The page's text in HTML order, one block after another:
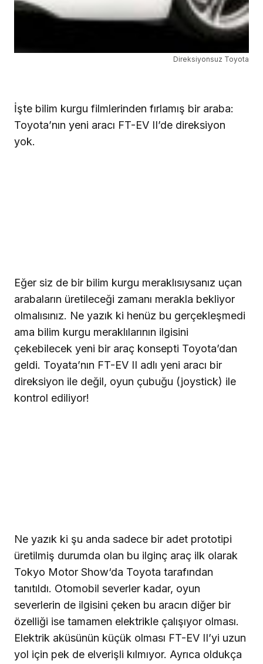
Direksiyonsuz Toyota
İşte bilim kurgu filmlerinden fırlamış bir araba:
Toyota’nın yeni aracı FT-EV II’de direksiyon
yok.
Eğer siz de bir bilim kurgu meraklısıysanız uçan
arabaların üretileceği zamanı merakla bekliyor
olmalısınız. Ne yazık ki henüz bu gerçekleşmedi
ama bilim kurgu meraklılarının ilgisini
çekebilecek yeni bir araç konsepti Toyota’dan
geldi. Toyata’nın FT-EV II adlı yeni aracı bir
direksiyon ile değil, oyun çubuğu (joystick) ile
kontrol ediliyor!
Ne yazık ki şu anda sadece bir adet prototipi
üretilmiş durumda olan bu ilginç araç ilk olarak
Tokyo Motor Show‘da Toyota tarafından
tanıtıldı. Otomobil severler kadar, oyun
severlerin de ilgisini çeken bu aracın diğer bir
özelliği ise tamamen elektrikle çalışıyor olması.
Elektrik aküsünün küçük olması FT-EV II’yi uzun
yol için pek de elverişli kılmıyor. Ayrıca oldukça